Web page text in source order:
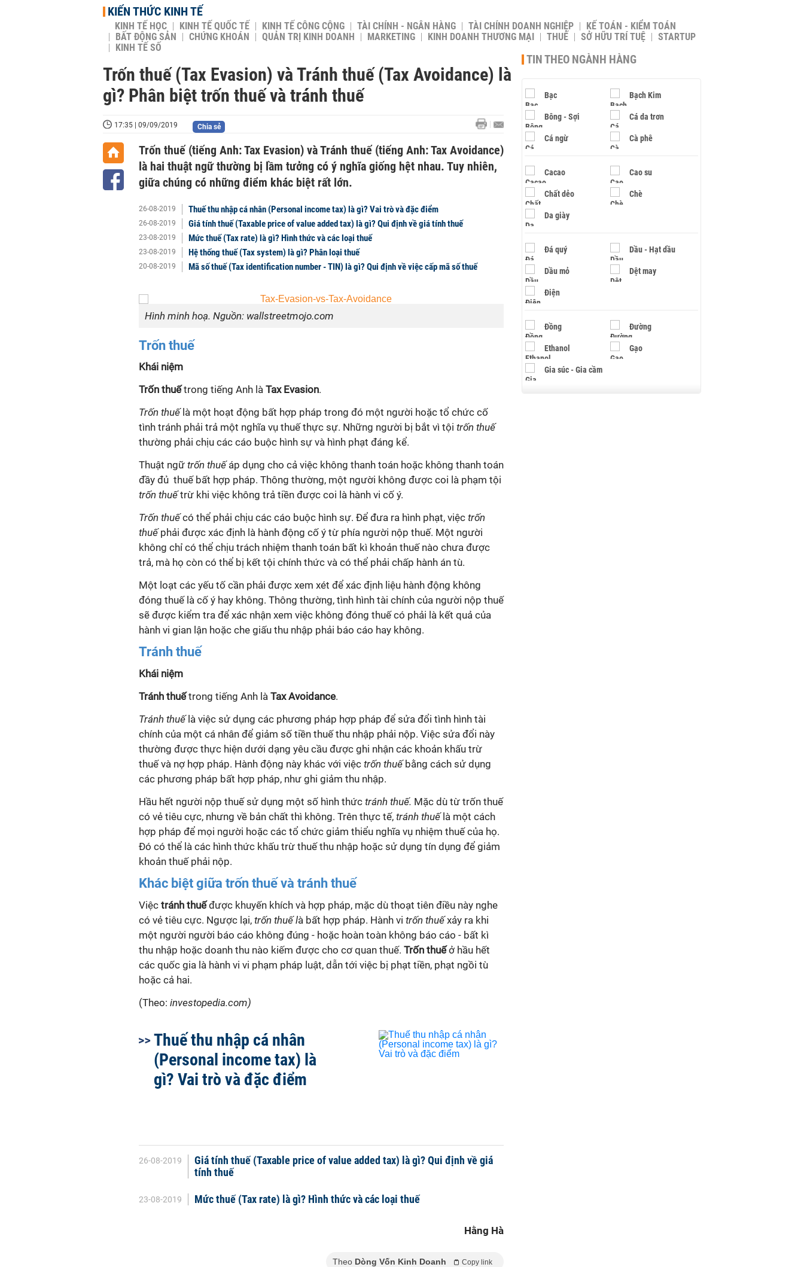
KIẾN THỨC KINH TẾ
KINH TẾ HỌC KINH TẾ QUỐC TẾ KINH TẾ CÔNG CỘNG TÀI CHÍNH - NGÂN HÀNG TÀI CHÍNH DOANH NGHIỆP
KẾ TOÁN - KIỂM TOÁN
BẤT ĐỘNG SẢN
CHỨNG KHOÁN QUẢN TRỊ KINH DOANH MARKETING KINH DOANH THƯƠNG MẠI THUẾ SỞ HỮU TRÍ TUỆ
STARTUP
KINH TẾ SỐ
Trốn thuế (Tax Evasion) và Tránh thuế (Tax Avoidance) là
gì? Phân biệt trốn thuế và tránh thuế
17:35 | 09/09/2019 Chia sẻ
Trốn thuế (tiếng Anh: Tax Evasion) và Tránh thuế (tiếng Anh: Tax Avoidance)
là hai thuật ngữ thường bị lầm tưởng có ý nghĩa giống hệt nhau. Tuy nhiên,
giữa chúng có những điểm khác biệt rất lớn.
26-08-2019 Thuế thu nhập cá nhân (Personal income tax) là gì? Vai trò và đặc điểm
26-08-2019 Giá tính thuế (Taxable price of value added tax) là gì? Qui định về giá tính thuế
23-08-2019 Mức thuế (Tax rate) là gì? Hình thức và các loại thuế
23-08-2019 Hệ thống thuế (Tax system) là gì? Phân loại thuế
20-08-2019 Mã số thuế (Tax identification number - TIN) là gì? Qui định về việc cấp mã số thuế
Hình minh hoạ. Nguồn: wallstreetmojo.com
Trốn thuế
Khái niệm
Trốn thuếtrong tiếng Anh là Tax Evasion.
Trốn thuếlà một hoạt động bất hợp pháp trong đó một người hoặc tổ chức cố
tình tránh phải trả một nghĩa vụ thuế thực sự. Những người bị bắt vì tội trốn thuế
thường phải chịu các cáo buộc hình sự và hình phạt đáng kể.
Thuật ngữ trốn thuếáp dụng cho cả việc không thanh toán hoặc không thanh toán
đầy đủ thuế bất hợp pháp. Thông thường, một người không được coi là phạm tội
trốn thuếtrừ khi việc không trả tiền được coi là hành vi cố ý.
Trốn thuếcó thể phải chịu các cáo buộc hình sự. Để đưa ra hình phạt, việc trốn
thuếphải được xác định là hành động cố ý từ phía người nộp thuế. Một người
không chỉ có thể chịu trách nhiệm thanh toán bất kì khoản thuế nào chưa được
trả, mà họ còn có thể bị kết tội chính thức và có thể phải chấp hành án tù.
Một loạt các yếu tố cần phải được xem xét để xác định liệu hành động không
đóng thuế là cố ý hay không. Thông thường, tình hình tài chính của người nộp thuế
sẽ được kiểm tra để xác nhận xem việc không đóng thuế có phải là kết quả của
hành vi gian lận hoặc che giấu thu nhập phải báo cáo hay không.
Tránh thuế
Khái niệm
Tránh thuếtrong tiếng Anh là Tax Avoidance.
Tránh thuế là việc sử dụng các phương pháp hợp pháp để sửa đổi tình hình tài
chính của một cá nhân để giảm số tiền thuế thu nhập phải nộp. Việc sửa đổi này
thường được thực hiện dưới dạng yêu cầu được ghi nhận các khoản khấu trừ
thuế và nợ hợp pháp. Hành động này khác với việc trốn thuếbằng cách sử dụng
các phương pháp bất hợp pháp, như ghi giảm thu nhập.
Hầu hết người nộp thuế sử dụng một số hình thức tránh thuế. Mặc dù từ trốn thuế
có vẻ tiêu cực, nhưng về bản chất thì không. Trên thực tế, tránh thuế là một cách
hợp pháp để mọi người hoặc các tổ chức giảm thiểu nghĩa vụ nhiệm thuế của họ.
Đó có thể là các hình thức khấu trừ thuế thu nhập hoặc sử dụng tín dụng để giảm
khoản thuế phải nộp.
Khác biệt giữa trốn thuế và tránh thuế
Việc tránh thuếđược khuyến khích và hợp pháp, mặc dù thoạt tiên điều này nghe
có vẻ tiêu cực. Ngược lại, trốn thuế là bất hợp pháp. Hành vi trốn thuếxảy ra khi
một người người báo cáo không đúng - hoặc hoàn toàn không báo cáo - bất kì
thu nhập hoặc doanh thu nào kiếm được cho cơ quan thuế. Trốn thuếở hầu hết
các quốc gia là hành vi vi phạm pháp luật, dẫn tới việc bị phạt tiền, phạt ngồi tù
hoặc cả hai.
(Theo: investopedia.com)
Thuế thu nhập cá nhân
(Personal income tax) là
gì? Vai trò và đặc điểm
26-08-2019
Giá tính thuế (Taxable price of value added tax) là gì? Qui định về giá
tính thuế
23-08-2019 Mức thuế (Tax rate) là gì? Hình thức và các loại thuế
Hằng Hà
Theo Dòng Vốn Kinh Doanh Copy link
TIN THEO NGÀNH HÀNG
Bạc Bạch Kim
Bông - Sợi Cá da trơn
Cá ngừ Cà phê
Cacao Cao su
Chất dẻo Chè
Da giày
Đá quý Dầu - Hạt dầu
Dầu mỏ Dệt may
Điện
Đồng Đường
Ethanol Gạo
Gia súc - Gia cầm